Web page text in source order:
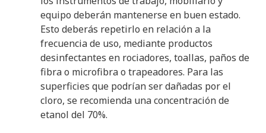
equipo deberán mantenerse en buen estado.
Esto deberás repetirlo en relación a la
frecuencia de uso, mediante productos
desinfectantes en rociadores, toallas, paños de
fibra o microfibra o trapeadores. Para las
superficies que podrían ser dañadas por el
cloro, se recomienda una concentración de
etanol del 70%.